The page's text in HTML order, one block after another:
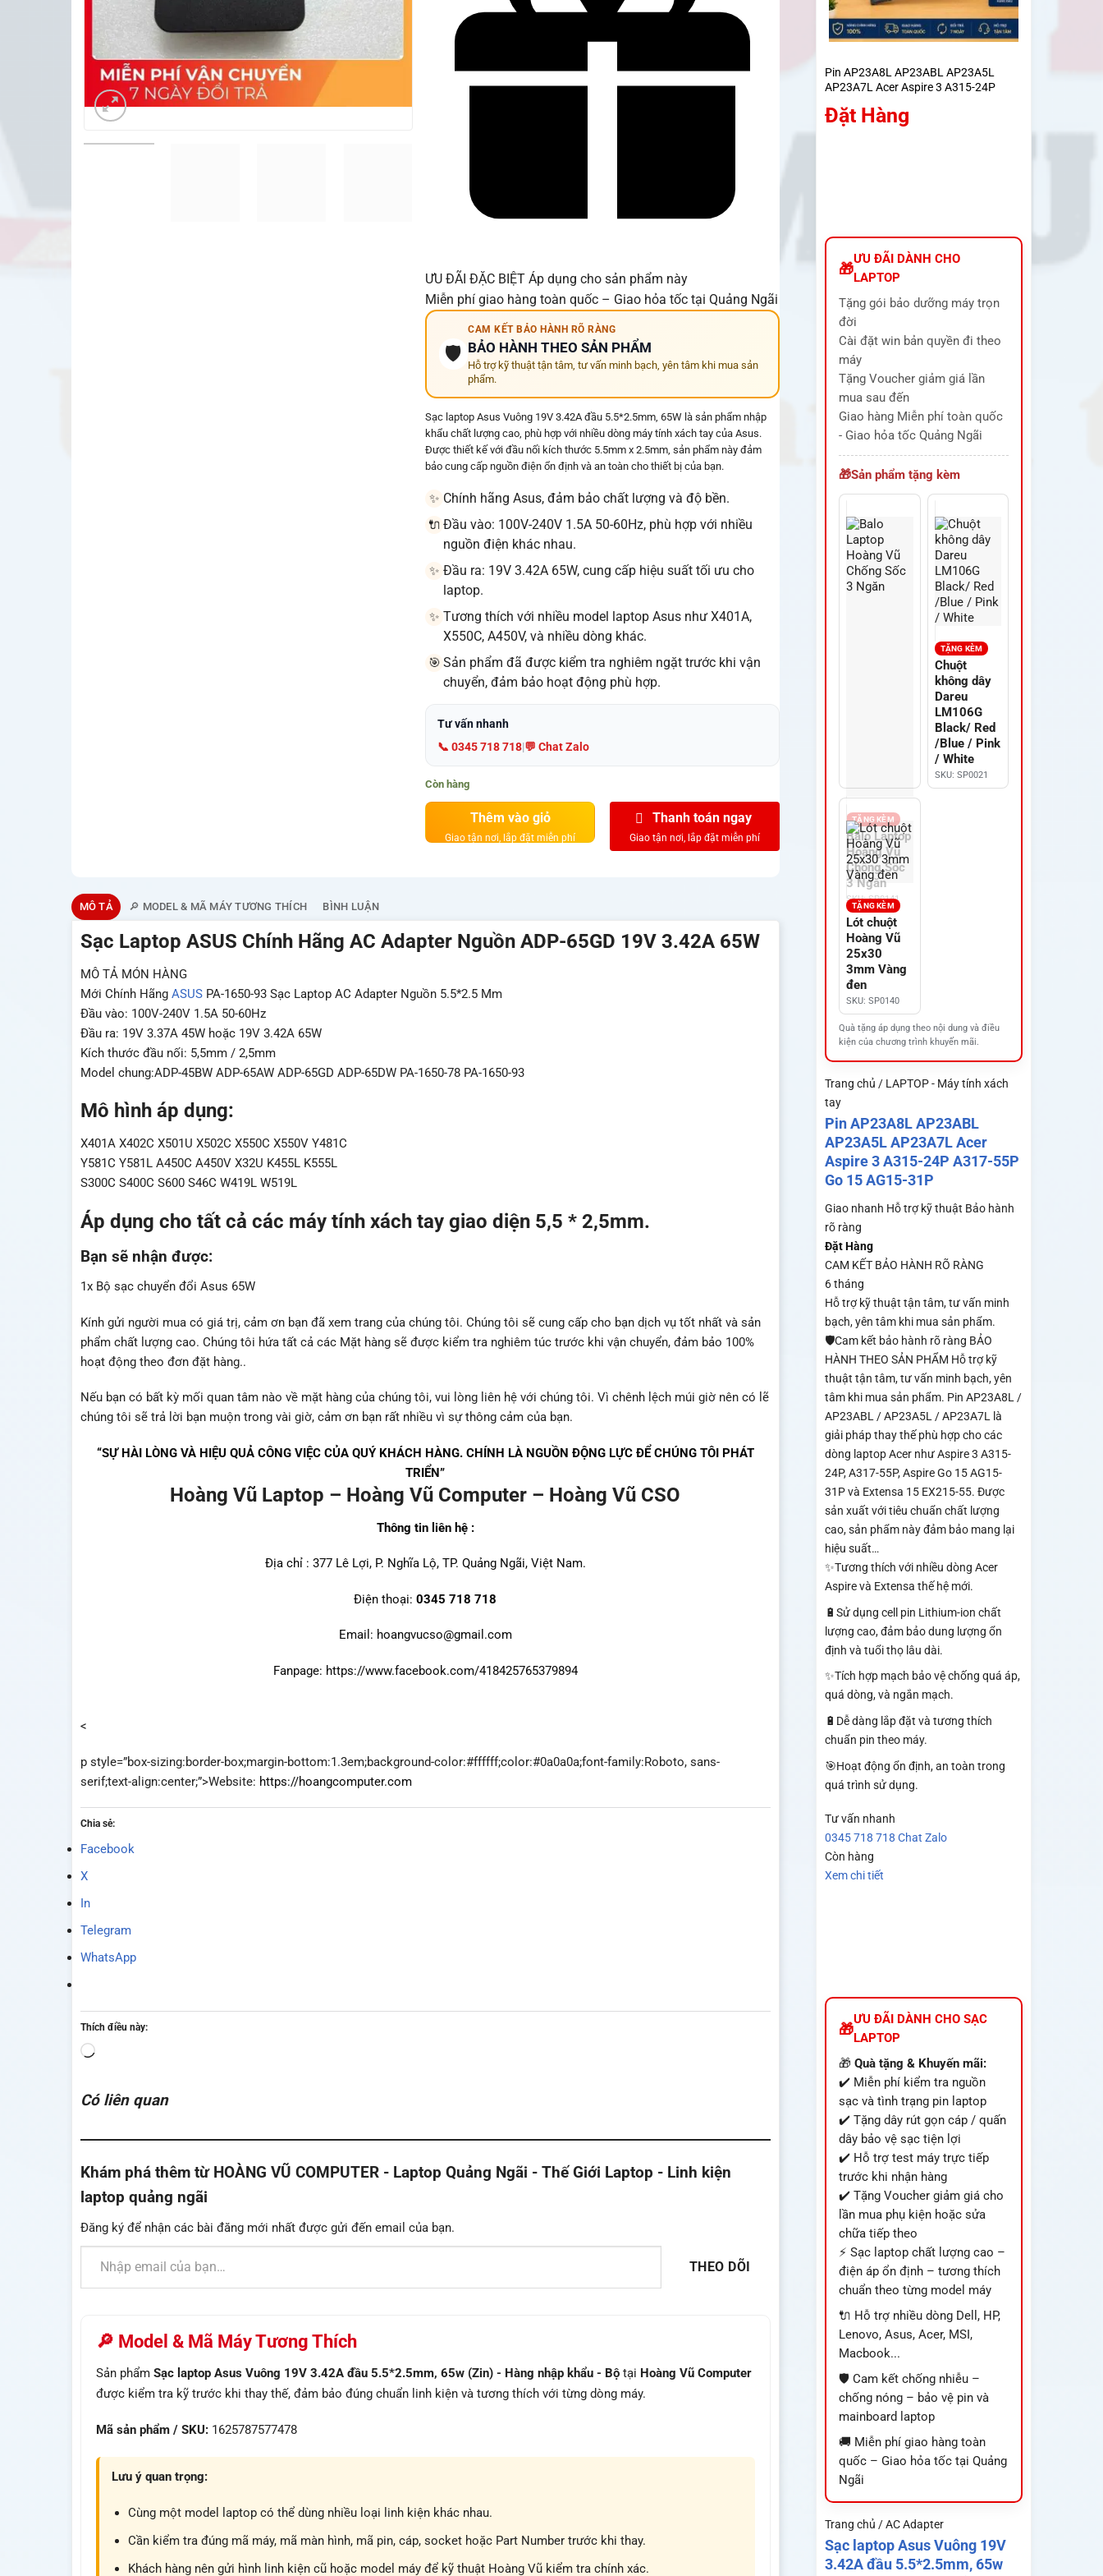
Pin AP23A8L AP23ABL AP23A5L
AP23A7L Acer Aspire 3 A315-24P
Đặt Hàng
ƯU ĐÃI DÀNH CHO
LAPTOP
Tặng gói bảo dưỡng máy trọn
đời
Cài đặt win bản quyền đi theo
máy
Tặng Voucher giảm giá lần
mua sau đến
Giao hàng Miễn phí toàn quốc
- Giao hỏa tốc Quảng Ngãi
Sản phẩm tặng kèm
TẶNG KÈM
Balo Laptop
Hoàng Vũ
Chống Sốc
3 Ngăn
SKU: SP0141
TẶNG KÈM
Chuột
không dây
Dareu
LM106G
Black/ Red
/Blue / Pink
/ White
SKU: SP0021
TẶNG KÈM
Lót chuột
Hoàng Vũ
25x30
3mm Vàng
đen
SKU: SP0140
Quà tặng áp dụng theo nội dung và điều
kiện của chương trình khuyến mãi.
Trang chủ / LAPTOP - Máy tính xách
tay
Pin AP23A8L AP23ABL
AP23A5L AP23A7L Acer
Aspire 3 A315-24P A317-55P
Go 15 AG15-31P
Giao nhanh Hỗ trợ kỹ thuật Bảo hành
rõ ràng
Đặt Hàng
CAM KẾT BẢO HÀNH RÕ RÀNG
6 tháng
Hỗ trợ kỹ thuật tận tâm, tư vấn minh
bạch, yên tâm khi mua sản phẩm.
🛡️Cam kết bảo hành rõ ràng BẢO
HÀNH THEO SẢN PHẨM Hỗ trợ kỹ
thuật tận tâm, tư vấn minh bạch, yên
tâm khi mua sản phẩm. Pin AP23A8L /
AP23ABL / AP23A5L / AP23A7L là
giải pháp thay thế phù hợp cho các
dòng laptop Acer như Aspire 3 A315-
24P, A317-55P, Aspire Go 15 AG15-
31P và Extensa 15 EX215-55. Được
sản xuất với tiêu chuẩn chất lượng
cao, sản phẩm này đảm bảo mang lại
hiệu suất…
✨Tương thích với nhiều dòng Acer
Aspire và Extensa thế hệ mới.
🔋Sử dụng cell pin Lithium-ion chất
lượng cao, đảm bảo dung lượng ổn
định và tuổi thọ lâu dài.
✨Tích hợp mạch bảo vệ chống quá áp,
quá dòng, và ngắn mạch.
🔋Dễ dàng lắp đặt và tương thích
chuẩn pin theo máy.
🎯Hoạt động ổn định, an toàn trong
quá trình sử dụng.
Tư vấn nhanh
0345 718 718 Chat Zalo
Còn hàng
Xem chi tiết
ƯU ĐÃI DÀNH CHO SẠC
LAPTOP
🎁Quà tặng & Khuyến mãi:
✔️ Miễn phí kiểm tra nguồn
sạc và tình trạng pin laptop
✔️ Tặng dây rút gọn cáp / quấn
dây bảo vệ sạc tiện lợi
✔️ Hỗ trợ test máy trực tiếp
trước khi nhận hàng
✔️ Tặng Voucher giảm giá cho
lần mua phụ kiện hoặc sửa
chữa tiếp theo
⚡ Sạc laptop chất lượng cao –
điện áp ổn định – tương thích
chuẩn theo từng model máy
🔌 Hỗ trợ nhiều dòng Dell, HP,
Lenovo, Asus, Acer, MSI,
Macbook...
🛡️ Cam kết chống nhiễu –
chống nóng – bảo vệ pin và
mainboard laptop
🚚 Miễn phí giao hàng toàn
quốc – Giao hỏa tốc tại Quảng
Ngãi
Trang chủ / AC Adapter
Sạc laptop Asus Vuông 19V
3.42A đầu 5.5*2.5mm, 65w
ƯU ĐÃI ĐẶC BIỆT Áp dụng cho sản phẩm này
Miễn phí giao hàng toàn quốc – Giao hỏa tốc tại Quảng Ngãi
🛡️
CAM KẾT BẢO HÀNH RÕ RÀNG
BẢO HÀNH THEO SẢN PHẨM
Hỗ trợ kỹ thuật tận tâm, tư vấn minh bạch, yên tâm khi mua sản
phẩm.
Sạc laptop Asus Vuông 19V 3.42A đầu 5.5*2.5mm, 65W là sản phẩm nhập
khẩu chất lượng cao, phù hợp với nhiều dòng máy tính xách tay của Asus.
Được thiết kế với đầu nối kích thước 5.5mm x 2.5mm, sản phẩm này đảm
bảo cung cấp nguồn điện ổn định và an toàn cho thiết bị của bạn.
✨ Chính hãng Asus, đảm bảo chất lượng và độ bền.
🔌 Đầu vào: 100V-240V 1.5A 50-60Hz, phù hợp với nhiều
nguồn điện khác nhau.
✨ Đầu ra: 19V 3.42A 65W, cung cấp hiệu suất tối ưu cho
laptop.
✨ Tương thích với nhiều model laptop Asus như X401A,
X550C, A450V, và nhiều dòng khác.
🎯 Sản phẩm đã được kiểm tra nghiêm ngặt trước khi vận
chuyển, đảm bảo hoạt động phù hợp.
Tư vấn nhanh
📞 0345 718 718|💬 Chat Zalo
Còn hàng
Thêm vào giỏ Thanh toán ngay
MÔ TẢ 🔎 MODEL & MÃ MÁY TƯƠNG THÍCH BÌNH LUẬN
Sạc Laptop ASUS Chính Hãng AC Adapter Nguồn ADP-65GD 19V 3.42A 65W
MÔ TẢ MÓN HÀNG
Mới Chính Hãng ASUS PA-1650-93 Sạc Laptop AC Adapter Nguồn 5.5*2.5 Mm
Đầu vào: 100V-240V 1.5A 50-60Hz
Đầu ra: 19V 3.37A 45W hoặc 19V 3.42A 65W
Kích thước đầu nối: 5,5mm / 2,5mm
Model chung:ADP-45BW ADP-65AW ADP-65GD ADP-65DW PA-1650-78 PA-1650-93
Mô hình áp dụng:
X401A X402C X501U X502C X550C X550V Y481C
Y581C Y581L A450C A450V X32U K455L K555L
S300C S400C S600 S46C W419L W519L
Áp dụng cho tất cả các máy tính xách tay giao diện 5,5 * 2,5mm.
Bạn sẽ nhận được:
1x Bộ sạc chuyển đổi Asus 65W
Kính gửi người mua có giá trị, cảm ơn bạn đã xem trang của chúng tôi. Chúng tôi sẽ cung cấp cho bạn dịch vụ tốt nhất và sản
phẩm chất lượng cao. Chúng tôi hứa tất cả các Mặt hàng sẽ được kiểm tra nghiêm túc trước khi vận chuyển, đảm bảo 100%
hoạt động theo đơn đặt hàng..
Nếu bạn có bất kỳ mối quan tâm nào về mặt hàng của chúng tôi, vui lòng liên hệ với chúng tôi. Vì chênh lệch múi giờ nên có lẽ
chúng tôi sẽ trả lời bạn muộn trong vài giờ, cảm ơn bạn rất nhiều vì sự thông cảm của bạn.
“SỰ HÀI LÒNG VÀ HIỆU QUẢ CÔNG VIỆC CỦA QUÝ KHÁCH HÀNG. CHÍNH LÀ NGUỒN ĐỘNG LỰC ĐỂ CHÚNG TÔI PHÁT
TRIỂN”
Hoàng Vũ Laptop – Hoàng Vũ Computer – Hoàng Vũ CSO
Thông tin liên hệ :
Địa chỉ : 377 Lê Lợi, P. Nghĩa Lộ, TP. Quảng Ngãi, Việt Nam.
Điện thoại: 0345 718 718
Email: hoangvucso@gmail.com
Fanpage: https://www.facebook.com/418425765379894
<
p style=”box-sizing:border-box;margin-bottom:1.3em;background-color:#ffffff;color:#0a0a0a;font-family:Roboto, sans-
serif;text-align:center;”>Website: https://hoangcomputer.com
Chia sẻ:
Facebook
X
In
Telegram
WhatsApp
Thích điều này:
Có liên quan
Khám phá thêm từ HOÀNG VŨ COMPUTER - Laptop Quảng Ngãi - Thế Giới Laptop - Linh kiện
laptop quảng ngãi
Đăng ký để nhận các bài đăng mới nhất được gửi đến email của bạn.
Nhập email của bạn…
THEO DÕI
🔎 Model & Mã Máy Tương Thích
Sản phẩm Sạc laptop Asus Vuông 19V 3.42A đầu 5.5*2.5mm, 65w (Zin) - Hàng nhập khẩu - Bộ tại Hoàng Vũ Computer
được kiểm tra kỹ trước khi thay thế, đảm bảo đúng chuẩn linh kiện và tương thích với từng dòng máy.
Mã sản phẩm / SKU: 1625787577478
Lưu ý quan trọng:
Cùng một model laptop có thể dùng nhiều loại linh kiện khác nhau.
Cần kiểm tra đúng mã máy, mã màn hình, mã pin, cáp, socket hoặc Part Number trước khi thay.
Khách hàng nên gửi hình linh kiện cũ hoặc model máy để kỹ thuật Hoàng Vũ kiểm tra chính xác.